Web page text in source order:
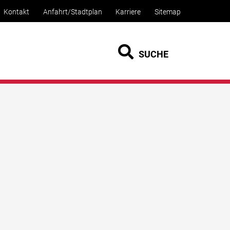
Kontakt Anfahrt/Stadtplan Karriere Sitemap
SUCHE